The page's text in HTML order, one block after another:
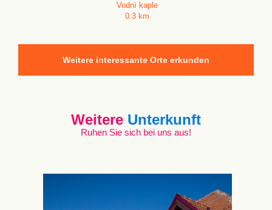
Vodní kaple
0.3 km
Weitere interessante Orte erkunden
Weitere Unterkunft
Ruhen Sie sich bei uns aus!